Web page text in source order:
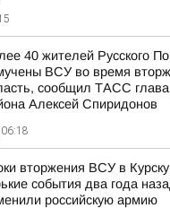
40 жителей Русского
ВСУ во время
сообщил ТАСС
Алексей Спиридонов
06:18
вторжения ВСУ в
события два года
российскую армию